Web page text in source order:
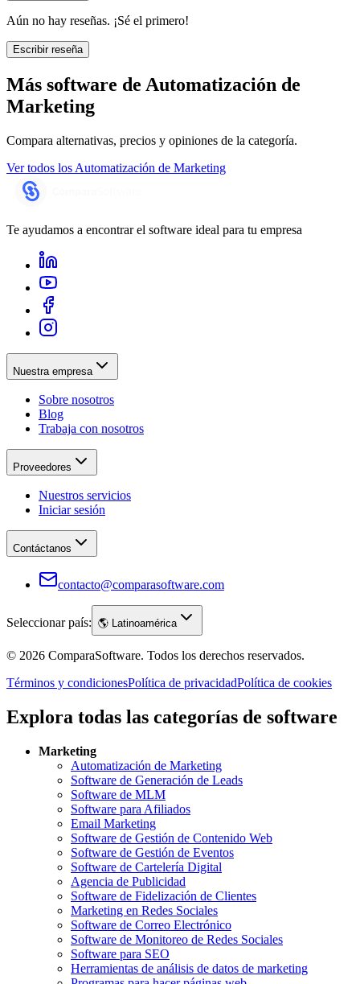
Aún no hay reseñas. ¡Sé el primero!
Escribir reseña
Más software de Automatización de
Marketing
Compara alternativas, precios y opiniones de la categoría.
Ver todos los Automatización de Marketing
Te ayudamos a encontrar el software ideal para tu empresa
Nuestra empresa
Sobre nosotros
Blog
Trabaja con nosotros
Proveedores
Nuestros servicios
Iniciar sesión
Contáctanos
contacto@comparasoftware.com
Seleccionar país: 🌎 Latinoamérica
© 2026 ComparaSoftware. Todos los derechos reservados.
Términos y condicionesPolítica de privacidadPolítica de cookies
Explora todas las categorías de software
Marketing
Automatización de Marketing
Software de Generación de Leads
Software de MLM
Software para Afiliados
Email Marketing
Software de Gestión de Contenido Web
Software de Gestión de Eventos
Software de Cartelería Digital
Agencia de Publicidad
Software de Fidelización de Clientes
Marketing en Redes Sociales
Software de Correo Electrónico
Software de Monitoreo de Redes Sociales
Software para SEO
Herramientas de análisis de datos de marketing